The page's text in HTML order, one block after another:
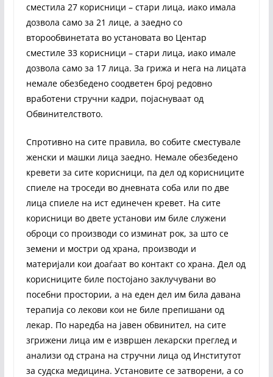
сместила 27 корисници – стари лица, иако имала
дозвола само за 21 лице, а заедно со
второобвинетата во установата во Центар
сместиле 33 корисници – стари лица, иако имале
дозвола само за 17 лица. За грижа и нега на лицата
немале обезбедено соодветен број редовно
вработени стручни кадри, појаснуваат од
Обвинителството.
Спротивно на сите правила, во собите сместувале
женски и машки лица заедно. Немале обезбедено
кревети за сите корисници, па дел од корисниците
спиеле на троседи во дневната соба или по две
лица спиеле на ист единечен кревет. На сите
корисници во двете установи им биле служени
оброци со производи со изминат рок, за што се
земени и мостри од храна, производи и
материјали кои доаѓаат во контакт со храна. Дел од
корисниците биле постојано заклучувани во
посебни простории, а на еден дел им била давана
терапија со лекови кои не биле препишани од
лекар. По наредба на јавен обвинител, на сите
згрижени лица им е извршен лекарски преглед и
анализи од страна на стручни лица од Институтот
за судска медицина. Установите се затворени, а со